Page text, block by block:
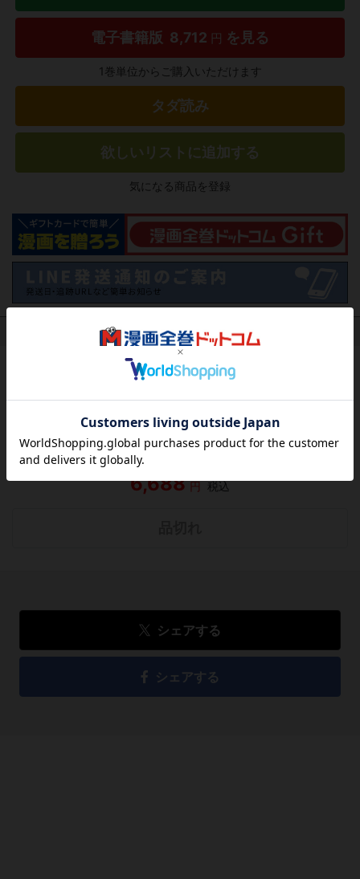
電子書籍版 8,712 円 を見る
1巻単位からご購入いただけます
タダ読み
欲しいリストに追加する
気になる商品を登録
（関連商品を含む）
この作品にはまだレビューがありません。 今後読まれる
レビューを書く
6,688 円 税込
シェアする
シェアする